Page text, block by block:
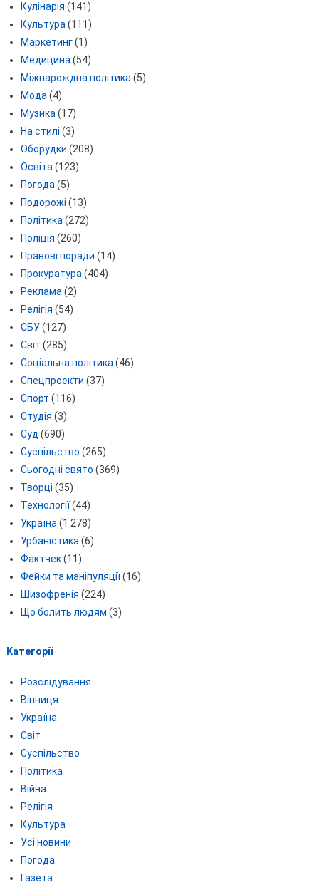
Кулінарія (141)
Культура (111)
Маркетинг(1)
Медицина (54)
Міжнарождна політика (5)
Мода (4)
Музика (17)
На стилі (3)
Оборудки (208)
Освіта (123)
Погода (5)
Подорожі (13)
Політика (272)
Поліція (260)
Правові поради (14)
Прокуратура (404)
Реклама (2)
Релігія (54)
СБУ(127)
Світ (285)
Соціальна політика (46)
Спецпроекти (37)
Спорт (116)
Студія (3)
Суд (690)
Суспільство (265)
Сьогодні свято (369)
Творці (35)
Технології(44)
Україна (1 278)
Урбаністика (6)
Фактчек(11)
Фейки та маніпуляції(16)
Шизофренія (224)
Що болить людям (3)
Категорії
Розслідування
Вінниця
Україна
Світ
Суспільство
Політика
Війна
Релігія
Культура
Усі новини
Погода
Газета